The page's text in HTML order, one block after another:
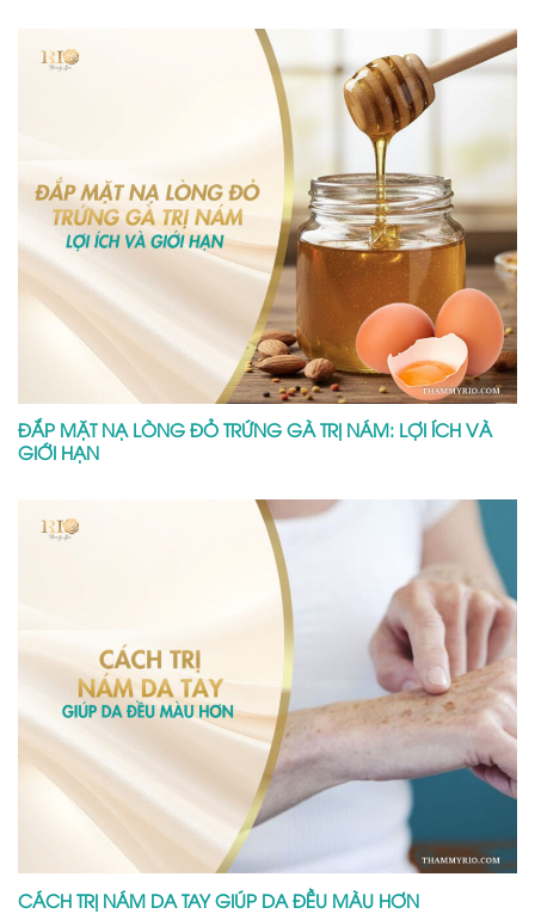
ĐẮP MẶT NẠ LÒNG ĐỎ TRỨNG GÀ TRỊ NÁM: LỢI ÍCH VÀ
GIỚI HẠN
CÁCH TRỊ NÁM DA TAY GIÚP DA ĐỀU MÀU HƠN